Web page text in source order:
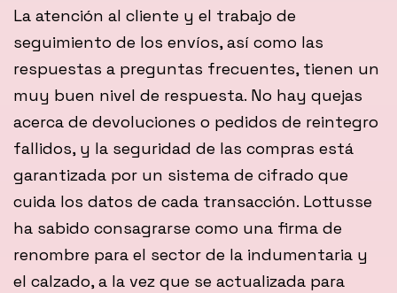
La atención al cliente y el trabajo de
seguimiento de los envíos, así como las
respuestas a preguntas frecuentes, tienen un
muy buen nivel de respuesta. No hay quejas
acerca de devoluciones o pedidos de reintegro
fallidos, y la seguridad de las compras está
garantizada por un sistema de cifrado que
cuida los datos de cada transacción. Lottusse
ha sabido consagrarse como una firma de
renombre para el sector de la indumentaria y
el calzado, a la vez que se actualizada para